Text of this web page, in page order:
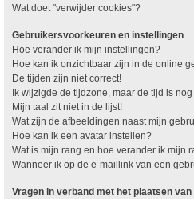
Wat doet "verwijder cookies"?
Gebruikersvoorkeuren en instellingen
Hoe verander ik mijn instellingen?
Hoe kan ik onzichtbaar zijn in de online
De tijden zijn niet correct!
Ik wijzigde de tijdzone, maar de tijd is
Mijn taal zit niet in de lijst!
Wat zijn de afbeeldingen naast mijn
Hoe kan ik een avatar instellen?
Wat is mijn rang en hoe verander ik mijn
Wanneer ik op de e-maillink van een
Vragen in verband met het plaatsen